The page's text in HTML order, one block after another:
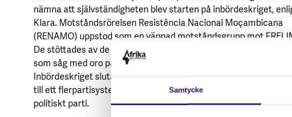
Samtycke
nämna att självständigheten blev starten på inbördeskriget,
Klara. Motståndsrörelsen Resistência Nacional Moçambicana
(RENAMO) uppstod som en väpnad motståndsgrupp mot
De stöttades av de vita regimerna i Sydafrika och dåvarande
som såg med oro på ett självständigt marxistiskt grannland.
Inbördeskriget slutade 1992 med fredsavtalet i Rom, och en
till ett flerpartisystem började, där RENAMO omvandlades till ett
politiskt parti.